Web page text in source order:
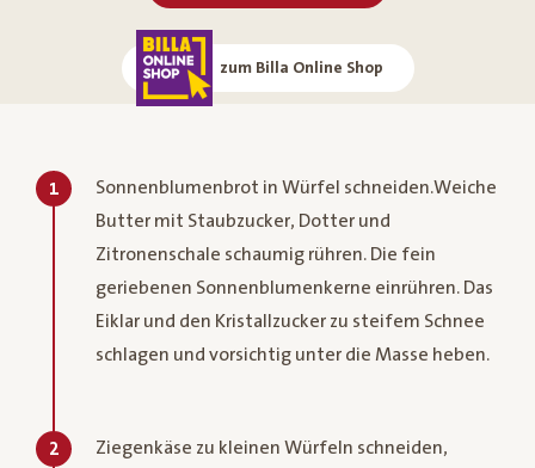
zum Billa Online Shop
1
Sonnenblumenbrot in Würfel schneiden.Weiche
Butter mit Staubzucker, Dotter und
Zitronenschale schaumig rühren. Die fein
geriebenen Sonnenblumenkerne einrühren. Das
Eiklar und den Kristallzucker zu steifem Schnee
schlagen und vorsichtig unter die Masse heben.
2
Ziegenkäse zu kleinen Würfeln schneiden,